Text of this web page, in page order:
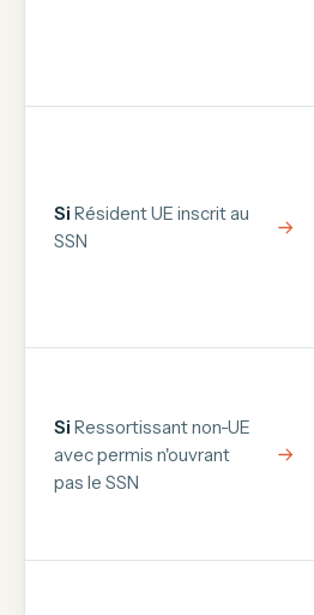
Si Résident UE inscrit au
SSN
Si Ressortissant non-UE
avec permis n'ouvrant
pas le SSN